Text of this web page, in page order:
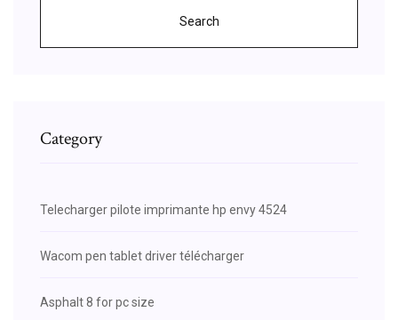
Search
Category
Telecharger pilote imprimante hp envy 4524
Wacom pen tablet driver télécharger
Asphalt 8 for pc size